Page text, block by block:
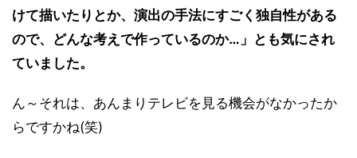
けて描いたりとか、演出の手法にすごく独自性がある
ので、どんな考えで作っているのか…」とも気にされ
ていました。
ん～それは、あんまりテレビを見る機会がなかったか
らですかね(笑)